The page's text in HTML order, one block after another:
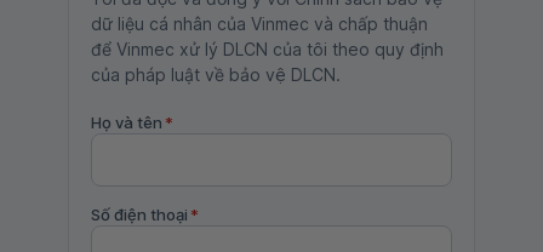
dữ liệu cá nhân của Vinmec và chấp thuận
để Vinmec xử lý DLCN của tôi theo quy định
của pháp luật về bảo vệ DLCN.
Họ và tên *
Số điện thoại *